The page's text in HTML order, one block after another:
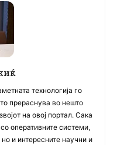
технологија го
прераснува во нешто
на овој портал. Сака
оперативните системи,
и интересните научни и